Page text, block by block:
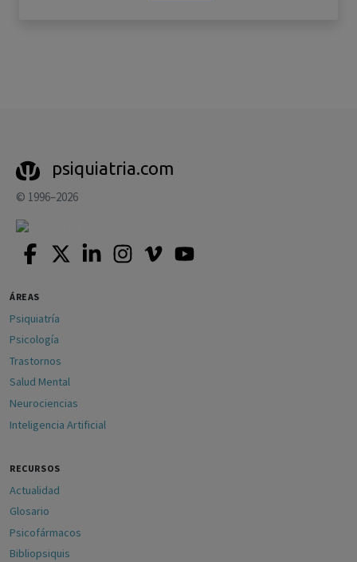
psiquiatria.com
© 1996–2026
ÁREAS
Psiquiatría
Psicología
Trastornos
Salud Mental
Neurociencias
Inteligencia Artificial
RECURSOS
Actualidad
Glosario
Psicofármacos
Bibliopsiquis